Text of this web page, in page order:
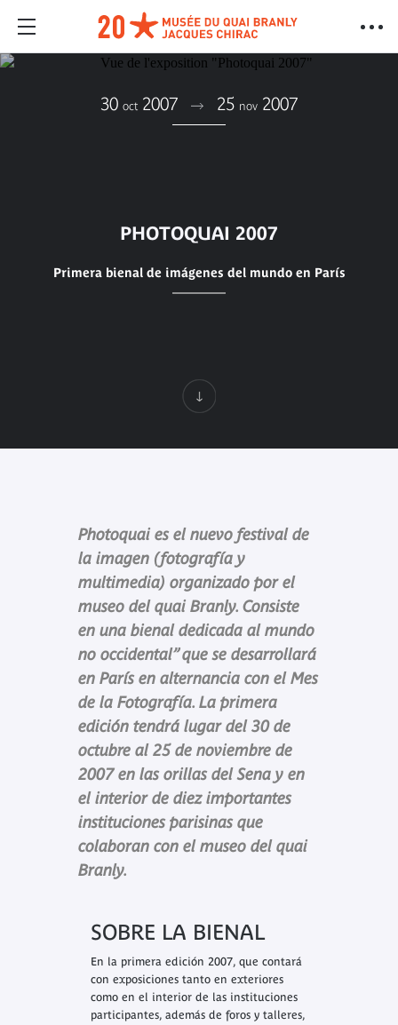
30 oct 2007 25 nov 2007
PHOTOQUAI 2007
Primera bienal de imágenes del mundo en París
Photoquai es el nuevo festival de
la imagen (fotografía y
multimedia) organizado por el
museo del quai Branly. Consiste
en una bienal dedicada al mundo
no occidental” que se desarrollará
en París en alternancia con el Mes
de la Fotografía. La primera
edición tendrá lugar del 30 de
octubre al 25 de noviembre de
2007 en las orillas del Sena y en
el interior de diez importantes
instituciones parisinas que
colaboran con el museo del quai
Branly.
SOBRE LA BIENAL
En la primera edición 2007, que contará
con exposiciones tanto en exteriores
como en el interior de las instituciones
participantes, además de foros y talleres,